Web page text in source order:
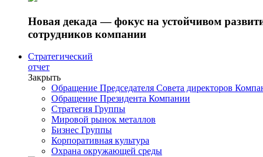
Новая декада — фокус на устойчивом
сотрудников компании
Стратегический
отчет
Закрыть
Обращение Председателя Совета директоров
Обращение Президента Компании
Стратегия Группы
Мировой рынок металлов
Бизнес Группы
Корпоративная культура
Охрана окружающей среды